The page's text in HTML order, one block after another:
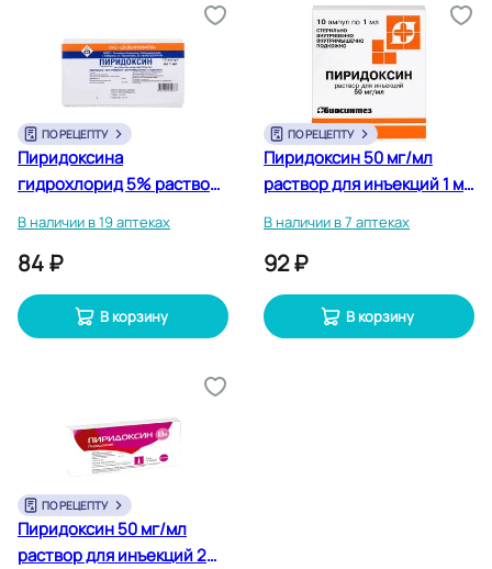
ПО РЕЦЕПТУ
Пиридоксина
гидрохлорид 5% раствор
В наличии в 19 аптеках
84 ₽
В корзину
ПО РЕЦЕПТУ
Пиридоксин 50 мг/мл
раствор для инъекций 1 мл
В наличии в 7 аптеках
92 ₽
В корзину
ПО РЕЦЕПТУ
Пиридоксин 50 мг/мл
раствор для инъекций 2